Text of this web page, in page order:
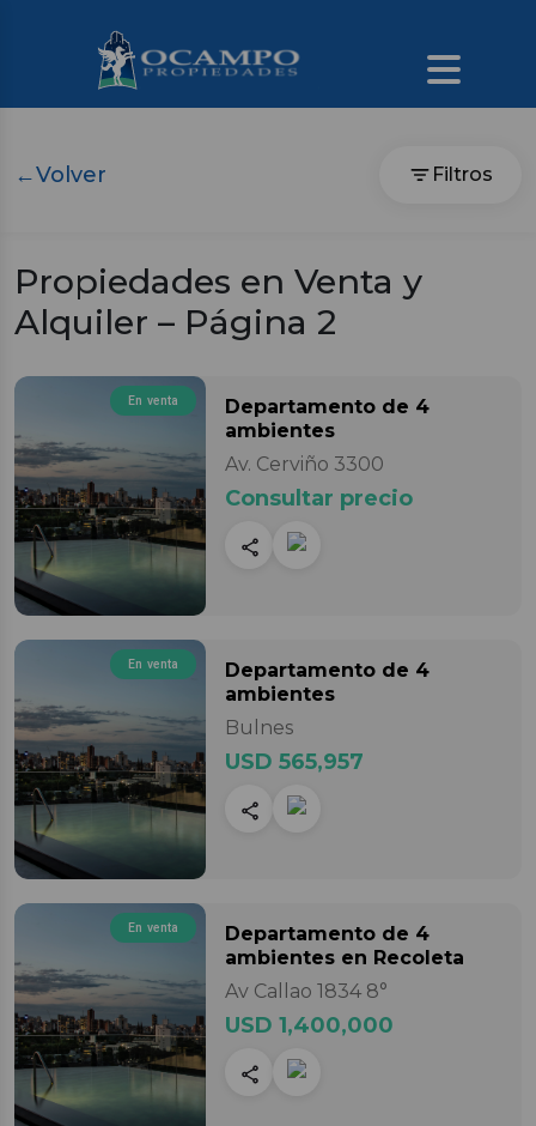
←Volver Filtros
Propiedades en Venta y
Alquiler – Página 2
En venta Departamento de 4
ambientes
Av. Cerviño 3300
Consultar precio
En venta Departamento de 4
ambientes
Bulnes
USD 565,957
En venta Departamento de 4
ambientes en Recoleta
Av Callao 1834 8°
USD 1,400,000